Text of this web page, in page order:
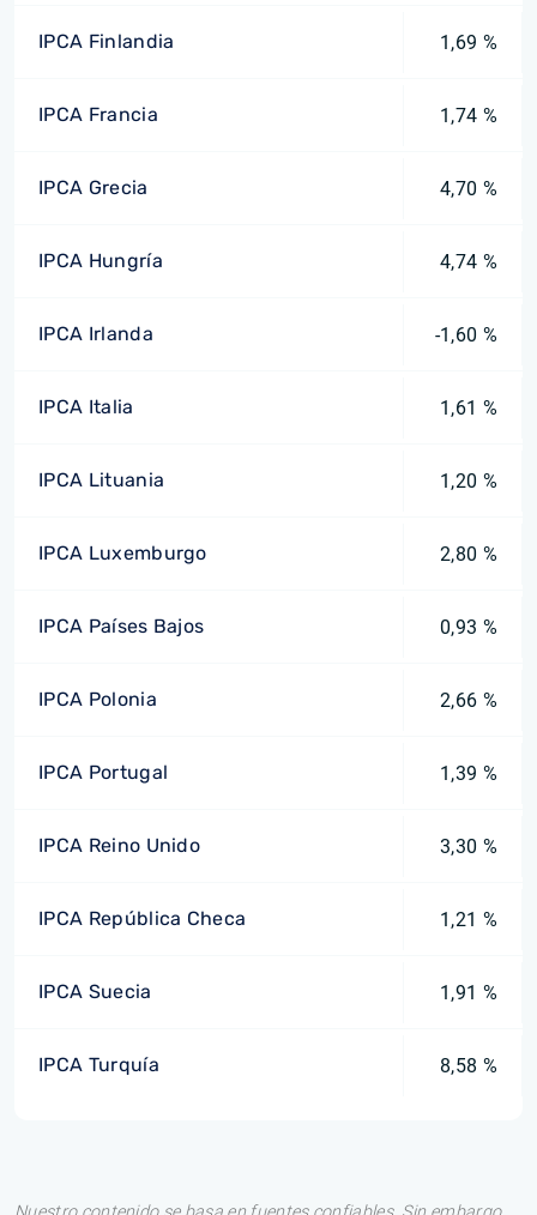
IPCA Finlandia 1,69 %
IPCA Francia 1,74 %
IPCA Grecia 4,70 %
IPCA Hungría 4,74 %
IPCA Irlanda -1,60 %
IPCA Italia 1,61 %
IPCA Lituania 1,20 %
IPCA Luxemburgo 2,80 %
IPCA Países Bajos 0,93 %
IPCA Polonia 2,66 %
IPCA Portugal 1,39 %
IPCA Reino Unido 3,30 %
IPCA República Checa 1,21 %
IPCA Suecia 1,91 %
IPCA Turquía 8,58 %